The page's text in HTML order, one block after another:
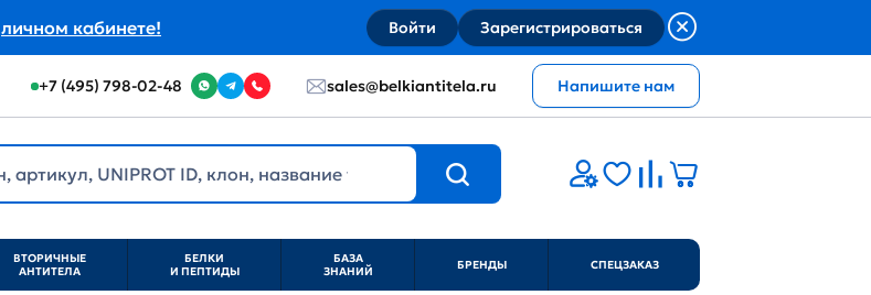
личном кабинете! Войти Зарегистрироваться
+7 (495) 798-02-48 sales@belkiantitela.ru Напишите нам
ВТОРИЧНЫЕ
АНТИТЕЛА
БЕЛКИ
И ПЕПТИДЫ
БАЗА
ЗНАНИЙ
БРЕНДЫ СПЕЦЗАКАЗ